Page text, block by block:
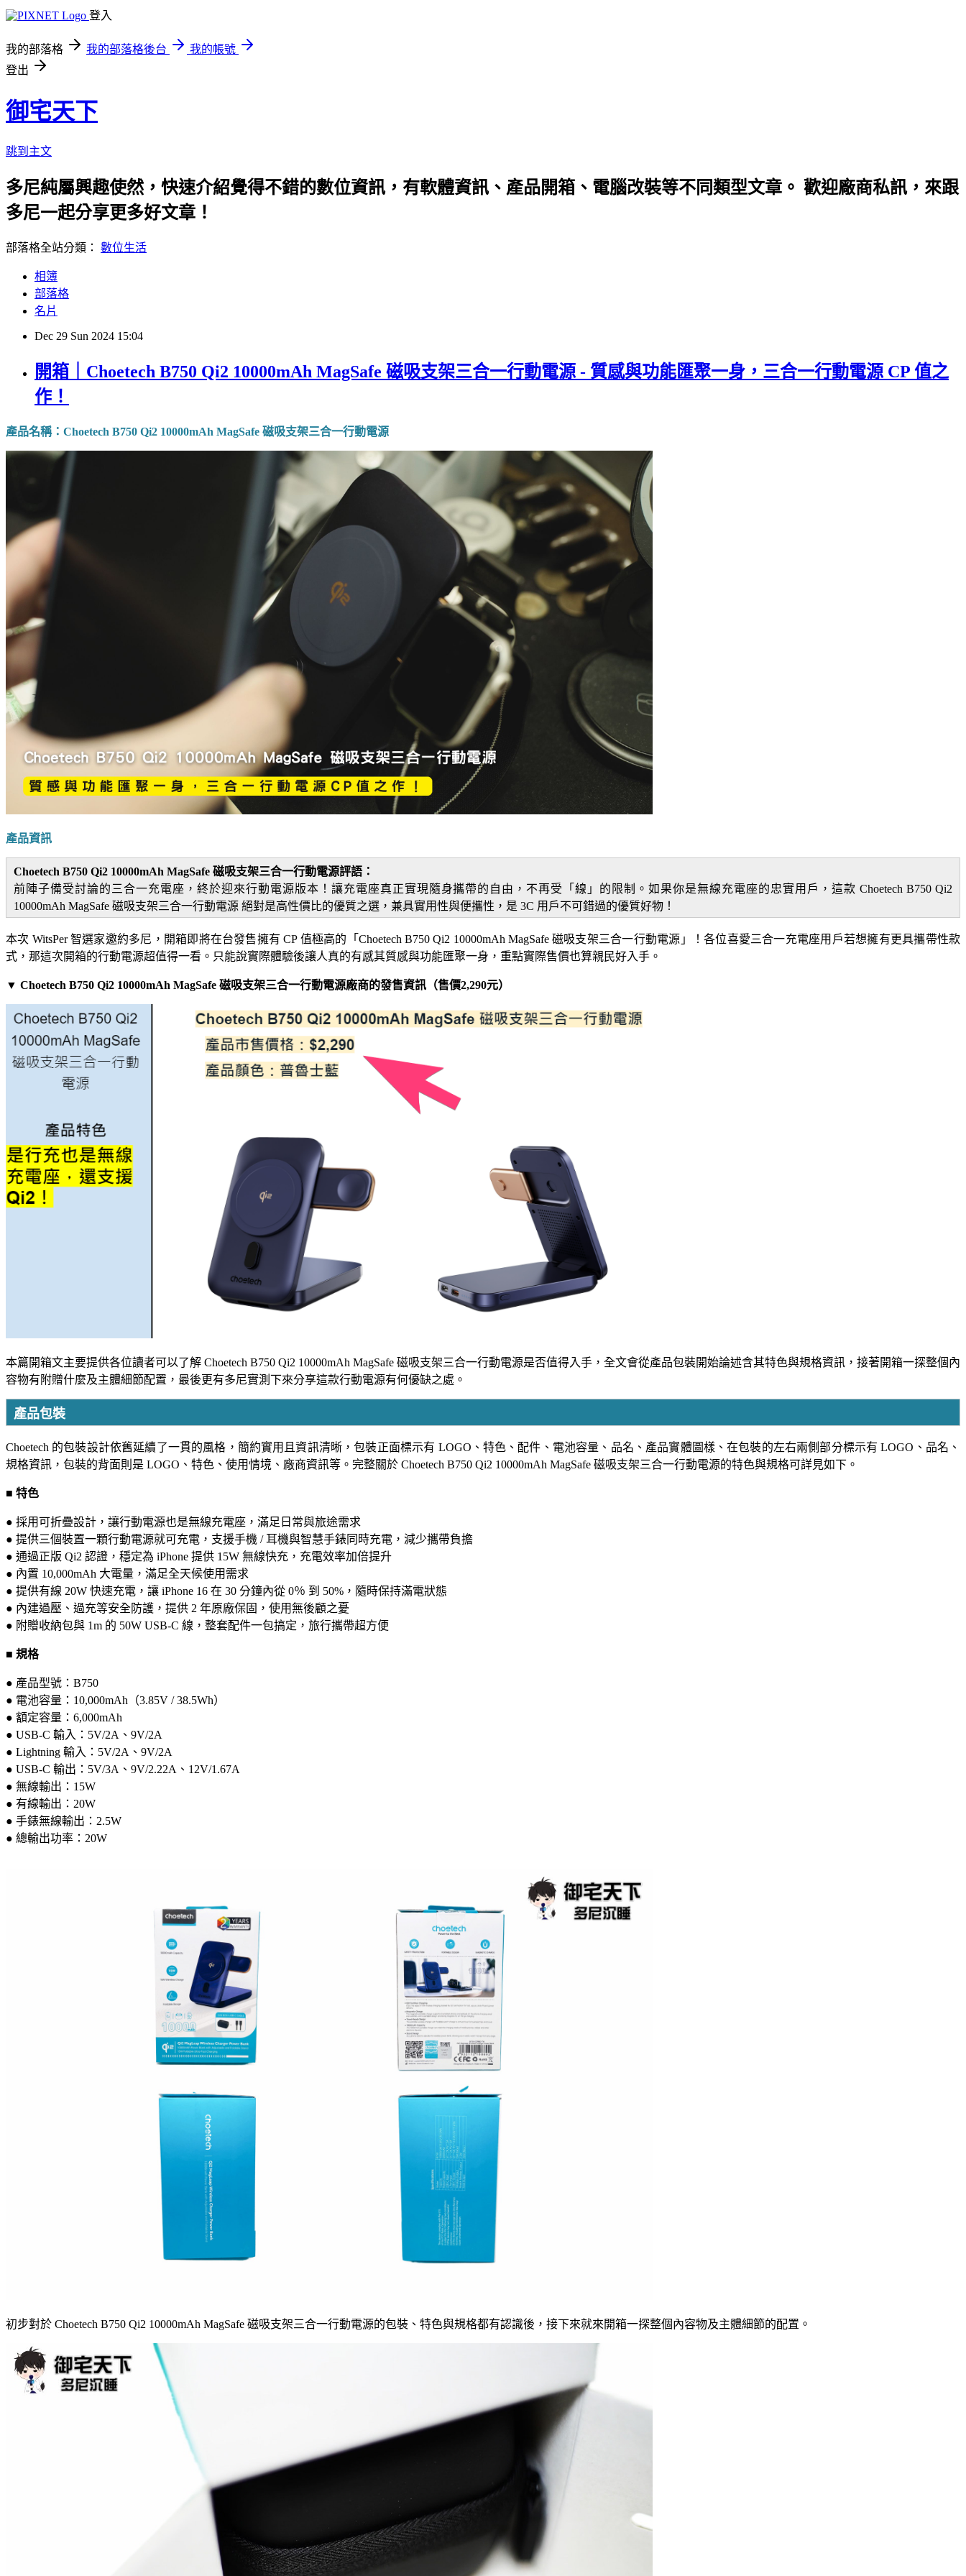
登入
我的部落格 我的部落格後台
我的帳號
登出
御宅天下
跳到主文
多尼純屬興趣使然，快速介紹覺得不錯的數位資訊，有軟體資訊、產品開箱、電腦改裝等不同類型文章。 歡迎廠商私訊，來跟
多尼一起分享更多好文章！
部落格全站分類： 數位生活
相簿
部落格
名片
Dec 29 Sun 2024 15:04
開箱｜Choetech B750 Qi2 10000mAh MagSafe 磁吸支架三合一行動電源 - 質感與功能匯聚一身，三合一行動電源 CP 值之
作！
產品名稱：Choetech B750 Qi2 10000mAh MagSafe 磁吸支架三合一行動電源
產品資訊
Choetech B750 Qi2 10000mAh MagSafe 磁吸支架三合一行動電源評語：
前陣子備受討論的三合一充電座，終於迎來行動電源版本！讓充電座真正實現隨身攜帶的自由，不再受「線」的限制。如果你是無線充電座的忠實用戶，這款 Choetech B750 Qi2
10000mAh MagSafe 磁吸支架三合一行動電源 絕對是高性價比的優質之選，兼具實用性與便攜性，是 3C 用戶不可錯過的優質好物！
本次 WitsPer 智選家邀約多尼，開箱即將在台發售擁有 CP 值極高的「Choetech B750 Qi2 10000mAh MagSafe 磁吸支架三合一行動電源」！各位喜愛三合一充電座用戶若想擁有更具攜帶性款
式，那這次開箱的行動電源超值得一看。只能說實際體驗後讓人真的有感其質感與功能匯聚一身，重點實際售價也算親民好入手。
▼ Choetech B750 Qi2 10000mAh MagSafe 磁吸支架三合一行動電源廠商的發售資訊（售價2,290元）
本篇開箱文主要提供各位讀者可以了解 Choetech B750 Qi2 10000mAh MagSafe 磁吸支架三合一行動電源是否值得入手，全文會從產品包裝開始論述含其特色與規格資訊，接著開箱一探整個內
容物有附贈什麼及主體細節配置，最後更有多尼實測下來分享這款行動電源有何優缺之處。
產品包裝
Choetech 的包裝設計依舊延續了一貫的風格，簡約實用且資訊清晰，包裝正面標示有 LOGO、特色、配件、電池容量、品名、產品實體圖樣、在包裝的左右兩側部分標示有 LOGO、品名、
規格資訊，包裝的背面則是 LOGO、特色、使用情境、廠商資訊等。完整關於 Choetech B750 Qi2 10000mAh MagSafe 磁吸支架三合一行動電源的特色與規格可詳見如下。
■ 特色
● 採用可折疊設計，讓行動電源也是無線充電座，滿足日常與旅途需求
● 提供三個裝置一顆行動電源就可充電，支援手機 / 耳機與智慧手錶同時充電，減少攜帶負擔
● 通過正版 Qi2 認證，穩定為 iPhone 提供 15W 無線快充，充電效率加倍提升
● 內置 10,000mAh 大電量，滿足全天候使用需求
● 提供有線 20W 快速充電，讓 iPhone 16 在 30 分鐘內從 0％ 到 50%，隨時保持滿電狀態
● 內建過壓、過充等安全防護，提供 2 年原廠保固，使用無後顧之憂
● 附贈收納包與 1m 的 50W USB-C 線，整套配件一包搞定，旅行攜帶超方便
■ 規格
● 產品型號：B750
● 電池容量：10,000mAh（3.85V / 38.5Wh）
● 額定容量：6,000mAh
● USB-C 輸入：5V/2A、9V/2A
● Lightning 輸入：5V/2A、9V/2A
● USB-C 輸出：5V/3A、9V/2.22A、12V/1.67A
● 無線輸出：15W
● 有線輸出：20W
● 手錶無線輸出：2.5W
● 總輸出功率：20W
初步對於 Choetech B750 Qi2 10000mAh MagSafe 磁吸支架三合一行動電源的包裝、特色與規格都有認識後，接下來就來開箱一探整個內容物及主體細節的配置。